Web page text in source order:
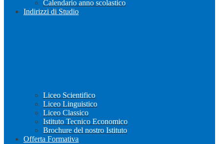
Calendario anno scolastico
Indirizzi di Studio
Liceo Scientifico
Liceo Linguistico
Liceo Classico
Istituto Tecnico Economico
Brochure del nostro Istituto
Offerta Formativa